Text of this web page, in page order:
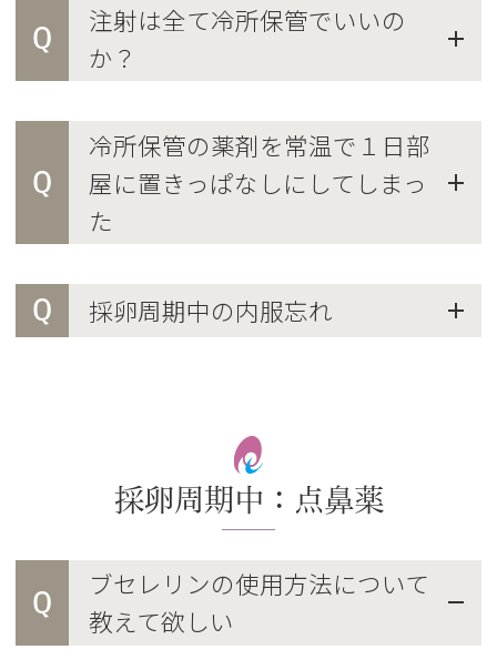
Q
注射は全て冷所保管でいいの
か？
Q
冷所保管の薬剤を常温で１日部
屋に置きっぱなしにしてしまっ
た
Q 採卵周期中の内服忘れ
採卵周期中：点鼻薬
Q
ブセレリンの使用方法について
教えて欲しい